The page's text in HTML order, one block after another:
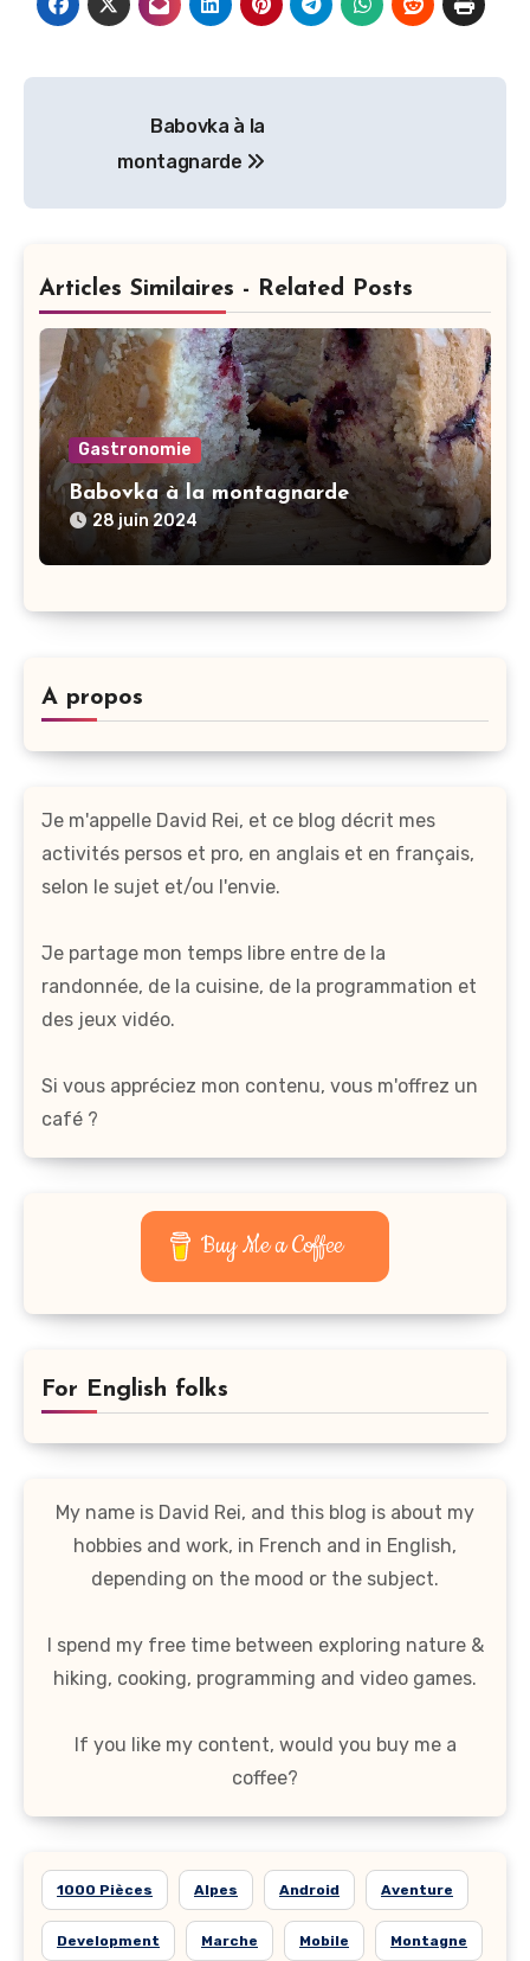
l’article
Babovka à la
montagnarde
Articles Similaires - Related Posts
Gastronomie
Babovka à la montagnarde
28 juin 2024
A propos
Je m'appelle David Rei, et ce blog décrit mes
activités persos et pro, en anglais et en français,
selon le sujet et/ou l'envie.
Je partage mon temps libre entre de la
randonnée, de la cuisine, de la programmation et
des jeux vidéo.
Si vous appréciez mon contenu, vous m'offrez un
café ?
Buy Me a Coffee
For English folks
My name is David Rei, and this blog is about my
hobbies and work, in French and in English,
depending on the mood or the subject.
I spend my free time between exploring nature &
hiking, cooking, programming and video games.
If you like my content, would you buy me a
coffee?
1000 Pièces Alpes Android Aventure
Development Marche Mobile Montagne